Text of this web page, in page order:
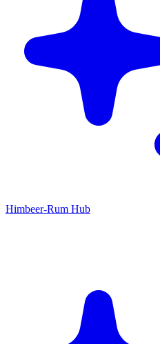
Himbeer-Rum Hub